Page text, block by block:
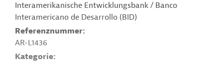
Interamerikanische Entwicklungsbank / Banco
Interamericano de Desarrollo (BID)
Referenznummer
AR-L1436
Kategorie